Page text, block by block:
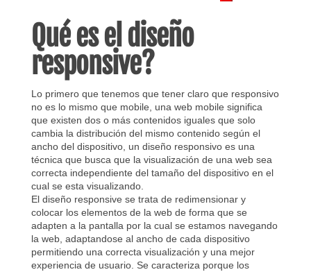
Qué es el diseño
responsive?
Lo primero que tenemos que tener claro que responsivo
no es lo mismo que mobile, una web mobile significa
que existen dos o más contenidos iguales que solo
cambia la distribución del mismo contenido según el
ancho del dispositivo, un diseño responsivo es una
técnica que busca que la visualización de una web sea
correcta independiente del tamaño del dispositivo en el
cual se esta visualizando.
El diseño responsive se trata de redimensionar y
colocar los elementos de la web de forma que se
adapten a la pantalla por la cual se estamos navegando
la web, adaptandose al ancho de cada dispositivo
permitiendo una correcta visualización y una mejor
experiencia de usuario. Se caracteriza porque los